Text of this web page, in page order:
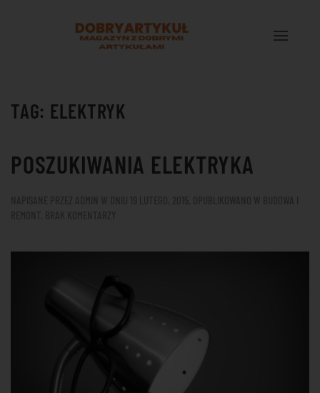
Przejdź do treści głównej
TAG: ELEKTRYK
POSZUKIWANIA ELEKTRYKA